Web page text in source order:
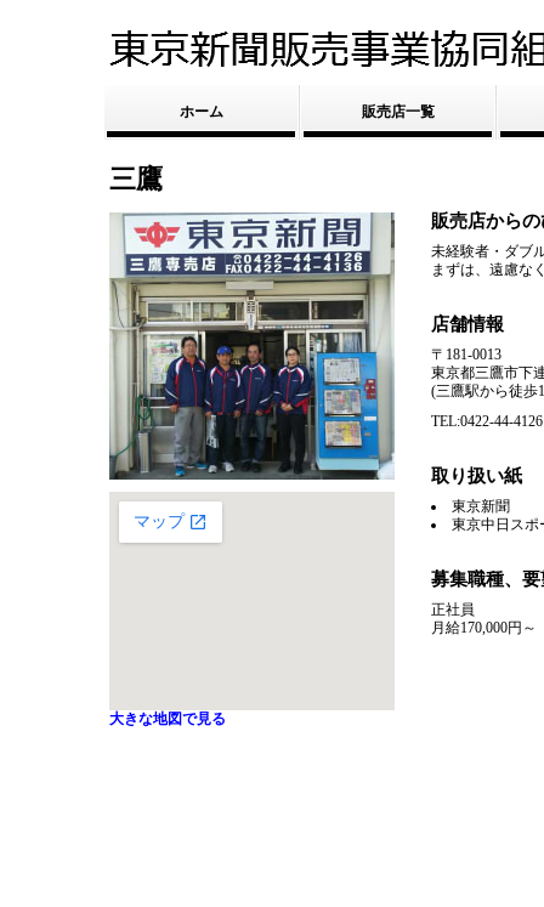
ホーム 販売店一覧
三鷹
大きな地図で見る
販売店から
未経験者・ダブ
まずは、遠慮な
店舗情報
〒181-0013
東京都三鷹市下
(三鷹駅から徒歩
TEL:0422-44-4126
取り扱い紙
東京新聞
東京中日スポ
募集職種、
正社員
月給170,000円～